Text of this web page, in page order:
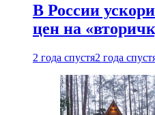
В России
цен на
2 года спустя2 года